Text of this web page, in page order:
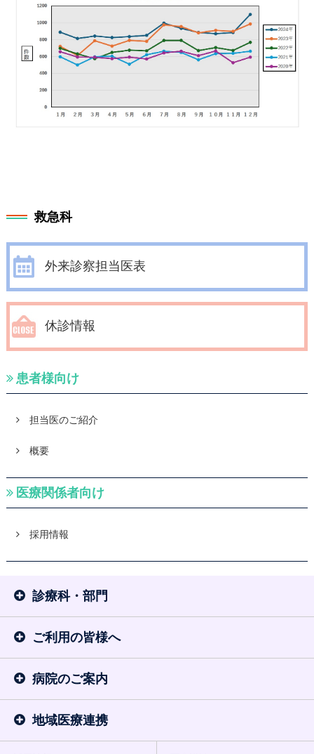
救急科
外来診察担当医表
休診情報
患者様向け
担当医のご紹介
概要
医療関係者向け
採用情報
診療科・部門
ご利用の皆様へ
病院のご案内
地域医療連携